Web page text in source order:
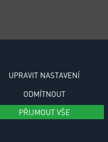
UPRAVIT NASTAVENÍ
ODMÍTNOUT
PŘIJMOUT VŠE